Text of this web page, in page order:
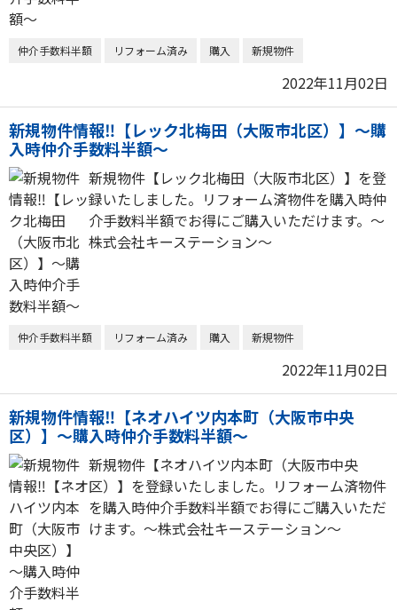
仲介手数料半額 リフォーム済み 購入 新規物件
2022年11月02日
新規物件情報‼【レック北梅田（大阪市北区）】～購
入時仲介手数料半額～
新規物件【レック北梅田（大阪市北区）】を登
録いたしました。リフォーム済物件を購入時仲
介手数料半額でお得にご購入いただけます。～
株式会社キーステーション～
仲介手数料半額 リフォーム済み 購入 新規物件
2022年11月02日
新規物件情報‼【ネオハイツ内本町（大阪市中央
区）】～購入時仲介手数料半額～
新規物件【ネオハイツ内本町（大阪市中央
区）】を登録いたしました。リフォーム済物件
を購入時仲介手数料半額でお得にご購入いただ
けます。～株式会社キーステーション～